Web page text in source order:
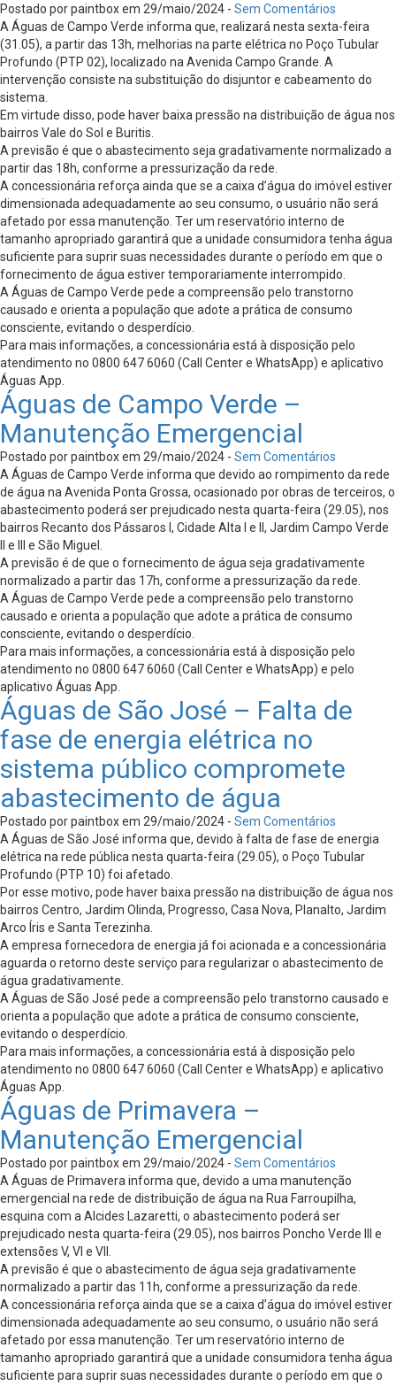
Postado por paintbox em 29/maio/2024 - Sem Comentários
A Águas de Campo Verde informa que, realizará nesta sexta-feira
(31.05), a partir das 13h, melhorias na parte elétrica no Poço Tubular
Profundo (PTP 02), localizado na Avenida Campo Grande. A
intervenção consiste na substituição do disjuntor e cabeamento do
sistema.
Em virtude disso, pode haver baixa pressão na distribuição de água nos
bairros Vale do Sol e Buritis.
A previsão é que o abastecimento seja gradativamente normalizado a
partir das 18h, conforme a pressurização da rede.
A concessionária reforça ainda que se a caixa d’água do imóvel estiver
dimensionada adequadamente ao seu consumo, o usuário não será
afetado por essa manutenção. Ter um reservatório interno de
tamanho apropriado garantirá que a unidade consumidora tenha água
suficiente para suprir suas necessidades durante o período em que o
fornecimento de água estiver temporariamente interrompido.
A Águas de Campo Verde pede a compreensão pelo transtorno
causado e orienta a população que adote a prática de consumo
consciente, evitando o desperdício.
Para mais informações, a concessionária está à disposição pelo
atendimento no 0800 647 6060 (Call Center e WhatsApp) e aplicativo
Águas App.
Águas de Campo Verde –
Manutenção Emergencial
Postado por paintbox em 29/maio/2024 - Sem Comentários
A Águas de Campo Verde informa que devido ao rompimento da rede
de água na Avenida Ponta Grossa, ocasionado por obras de terceiros, o
abastecimento poderá ser prejudicado nesta quarta-feira (29.05), nos
bairros Recanto dos Pássaros I, Cidade Alta I e II, Jardim Campo Verde
II e III e São Miguel.
A previsão é de que o fornecimento de água seja gradativamente
normalizado a partir das 17h, conforme a pressurização da rede.
A Águas de Campo Verde pede a compreensão pelo transtorno
causado e orienta a população que adote a prática de consumo
consciente, evitando o desperdício.
Para mais informações, a concessionária está à disposição pelo
atendimento no 0800 647 6060 (Call Center e WhatsApp) e pelo
aplicativo Águas App.
Águas de São José – Falta de
fase de energia elétrica no
sistema público compromete
abastecimento de água
Postado por paintbox em 29/maio/2024 - Sem Comentários
A Águas de São José informa que, devido à falta de fase de energia
elétrica na rede pública nesta quarta-feira (29.05), o Poço Tubular
Profundo (PTP 10) foi afetado.
Por esse motivo, pode haver baixa pressão na distribuição de água nos
bairros Centro, Jardim Olinda, Progresso, Casa Nova, Planalto, Jardim
Arco Íris e Santa Terezinha.
A empresa fornecedora de energia já foi acionada e a concessionária
aguarda o retorno deste serviço para regularizar o abastecimento de
água gradativamente.
A Águas de São José pede a compreensão pelo transtorno causado e
orienta a população que adote a prática de consumo consciente,
evitando o desperdício.
Para mais informações, a concessionária está à disposição pelo
atendimento no 0800 647 6060 (Call Center e WhatsApp) e aplicativo
Águas App.
Águas de Primavera –
Manutenção Emergencial
Postado por paintbox em 29/maio/2024 - Sem Comentários
A Águas de Primavera informa que, devido a uma manutenção
emergencial na rede de distribuição de água na Rua Farroupilha,
esquina com a Alcides Lazaretti, o abastecimento poderá ser
prejudicado nesta quarta-feira (29.05), nos bairros Poncho Verde III e
extensões V, VI e VII.
A previsão é que o abastecimento de água seja gradativamente
normalizado a partir das 11h, conforme a pressurização da rede.
A concessionária reforça ainda que se a caixa d’água do imóvel estiver
dimensionada adequadamente ao seu consumo, o usuário não será
afetado por essa manutenção. Ter um reservatório interno de
tamanho apropriado garantirá que a unidade consumidora tenha água
suficiente para suprir suas necessidades durante o período em que o